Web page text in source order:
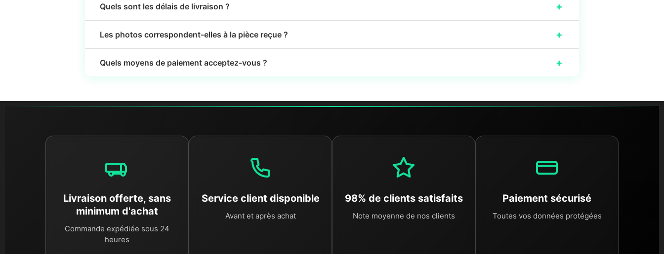
Quels sont les délais de livraison ? +
Les photos correspondent-elles à la pièce reçue ? +
Quels moyens de paiement acceptez-vous ? +
Livraison offerte, sans
minimum d'achat
Commande expédiée sous 24
heures
Service client disponible
Avant et après achat
98% de clients satisfaits
Note moyenne de nos clients
Paiement sécurisé
Toutes vos données protégées